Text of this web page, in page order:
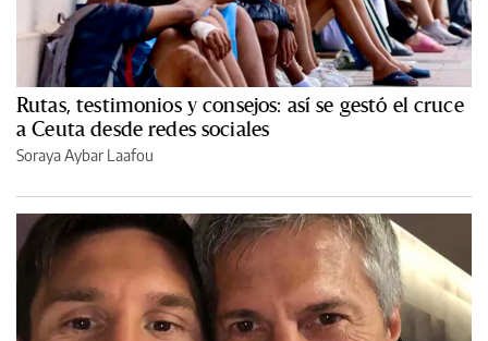
Rutas, testimonios y consejos: así se gestó el cruce
a Ceuta desde redes sociales
Soraya Aybar Laafou